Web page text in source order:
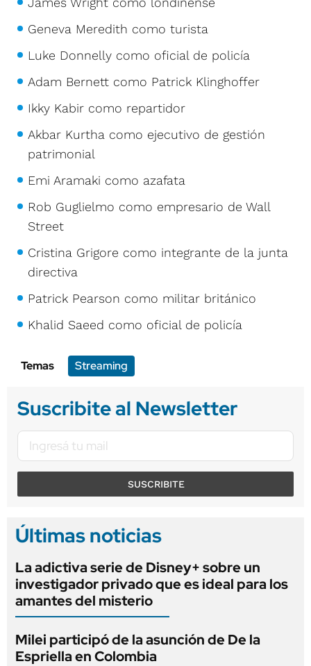
Geneva Meredith como turista
Luke Donnelly como oficial de policía
Adam Bernett como Patrick Klinghoffer
Ikky Kabir como repartidor
Akbar Kurtha como ejecutivo de gestión
patrimonial
Emi Aramaki como azafata
Rob Guglielmo como empresario de Wall
Street
Cristina Grigore como integrante de la junta
directiva
Patrick Pearson como militar británico
Khalid Saeed como oficial de policía
Temas Streaming
Suscribite al Newsletter
SUSCRIBITE
Últimas noticias
La adictiva serie de Disney+ sobre un
investigador privado que es ideal para los
amantes del misterio
Milei participó de la asunción de De la
Espriella en Colombia